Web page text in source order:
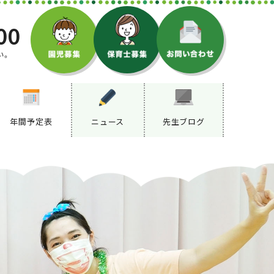
年間予定表 ニュース 先生ブログ